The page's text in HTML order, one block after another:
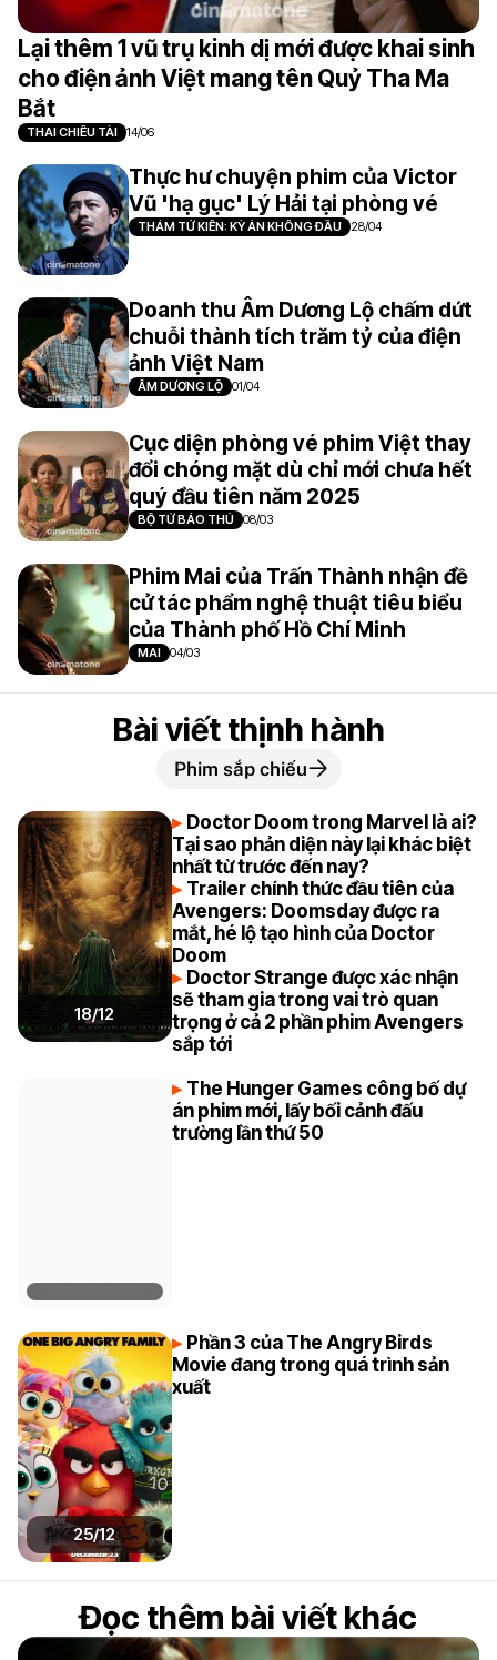
Lại thêm 1 vũ trụ kinh dị mới được khai sinh
cho điện ảnh Việt mang tên Quỷ Tha Ma
Bắt
THAI CHIÊU TÀI 14/06
Thực hư chuyện phim của Victor
Vũ 'hạ gục' Lý Hải tại phòng vé
THÁM TỬ KIÊN: KỲ ÁN KHÔNG ĐẦU 28/04
Doanh thu Âm Dương Lộ chấm dứt
chuỗi thành tích trăm tỷ của điện
ảnh Việt Nam
ÂM DƯƠNG LỘ 01/04
Cục diện phòng vé phim Việt thay
đổi chóng mặt dù chỉ mới chưa hết
quý đầu tiên năm 2025
BỘ TỨ BÁO THỦ 08/03
Phim Mai của Trấn Thành nhận đề
cử tác phẩm nghệ thuật tiêu biểu
của Thành phố Hồ Chí Minh
MAI 04/03
Bài viết thịnh hành
Phim sắp chiếu
18/12
Doctor Doom trong Marvel là ai?
Tại sao phản diện này lại khác biệt
nhất từ trước đến nay?
Trailer chính thức đầu tiên của
Avengers: Doomsday được ra
mắt, hé lộ tạo hình của Doctor
Doom
Doctor Strange được xác nhận
sẽ tham gia trong vai trò quan
trọng ở cả 2 phần phim Avengers
sắp tới
The Hunger Games công bố dự
án phim mới, lấy bối cảnh đấu
trường lần thứ 50
25/12
Phần 3 của The Angry Birds
Movie đang trong quá trình sản
xuất
Đọc thêm bài viết khác